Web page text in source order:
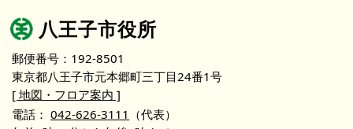
八王子市役所
郵便番号：192-8501
東京都八王子市元本郷町三丁目24番1号
[ 地図・フロア案内 ]
電話： 042-626-3111 （代表）